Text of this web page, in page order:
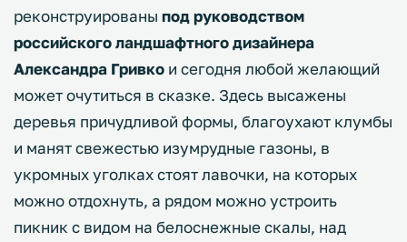
реконструированы под руководством
российского ландшафтного дизайнера
Александра Гривко и сегодня любой желающий
может очутиться в сказке. Здесь высажены
деревья причудливой формы, благоухают клумбы
и манят свежестью изумрудные газоны, в
укромных уголках стоят лавочки, на которых
можно отдохнуть, а рядом можно устроить
пикник с видом на белоснежные скалы, над